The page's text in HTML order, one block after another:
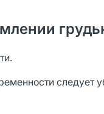
следует